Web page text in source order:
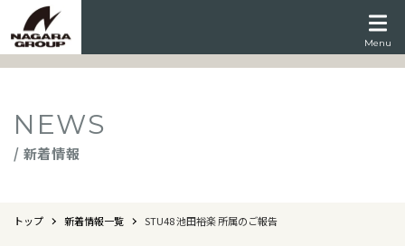
Menu
NEWS
/ 新着情報
トップ 新着情報一覧 STU48 池田裕楽 所属のご報告